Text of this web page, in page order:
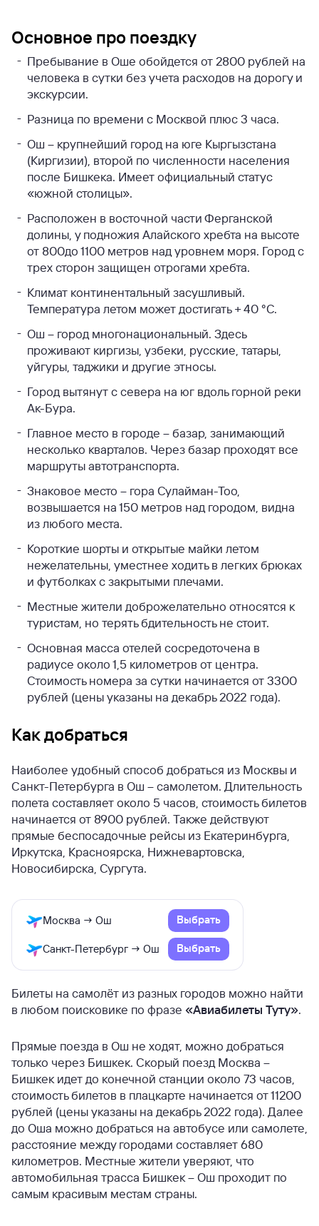
Основное про поездку
Пребывание в Оше обойдется от 2800 рублей на
человека в сутки без учета расходов на дорогу и
экскурсии.
Разница по времени с Москвой плюс 3 часа.
Ош – крупнейший город на юге Кыргызстана
(Киргизии), второй по численности населения
после Бишкека. Имеет официальный статус
«южной столицы».
Расположен в восточной части Ферганской
долины, у подножия Алайского хребта на высоте
от 800до 1100 метров над уровнем моря. Город с
трех сторон защищен отрогами хребта.
Климат континентальный засушливый.
Температура летом может достигать + 40 °С.
Ош – город многонациональный. Здесь
проживают киргизы, узбеки, русские, татары,
уйгуры, таджики и другие этносы.
Город вытянут с севера на юг вдоль горной реки
Ак-Бура.
Главное место в городе – базар, занимающий
несколько кварталов. Через базар проходят все
маршруты автотранспорта.
Знаковое место – гора Сулайман-Тоо,
возвышается на 150 метров над городом, видна
из любого места.
Короткие шорты и открытые майки летом
нежелательны, уместнее ходить в легких брюках
и футболках с закрытыми плечами.
Местные жители доброжелательно относятся к
туристам, но терять бдительность не стоит.
Основная масса отелей сосредоточена в
радиусе около 1,5 километров от центра.
Стоимость номера за сутки начинается от 3300
рублей (цены указаны на декабрь 2022 года).
Как добраться
Наиболее удобный способ добраться из Москвы и
Санкт-Петербурга в Ош – самолетом. Длительность
полета составляет около 5 часов, стоимость билетов
начинается от 8900 рублей. Также действуют
прямые беспосадочные рейсы из Екатеринбурга,
Иркутска, Красноярска, Нижневартовска,
Новосибирска, Сургута.
Москва → Ош Выбрать
Санкт-Петербург → Ош Выбрать
Билеты на самолёт из разных городов можно найти
в любом поисковике по фразе «Авиабилеты Туту».
Прямые поезда в Ош не ходят, можно добраться
только через Бишкек. Скорый поезд Москва –
Бишкек идет до конечной станции около 73 часов,
стоимость билетов в плацкарте начинается от 11200
рублей (цены указаны на декабрь 2022 года). Далее
до Оша можно добраться на автобусе или самолете,
расстояние между городами составляет 680
километров. Местные жители уверяют, что
автомобильная трасса Бишкек – Ош проходит по
самым красивым местам страны.